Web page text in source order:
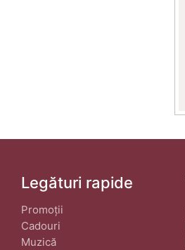
Legături rapide
Promoții
Cadouri
Muzică